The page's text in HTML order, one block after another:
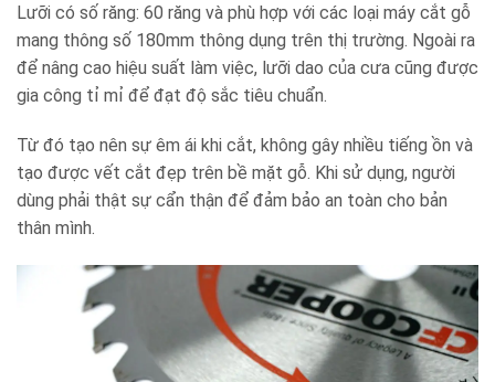
Lưỡi có số răng: 60 răng và phù hợp với các loại máy cắt gỗ
mang thông số 180mm thông dụng trên thị trường. Ngoài ra
để nâng cao hiệu suất làm việc, lưỡi dao của cưa cũng được
gia công tỉ mỉ để đạt độ sắc tiêu chuẩn.
Từ đó tạo nên sự êm ái khi cắt, không gây nhiều tiếng ồn và
tạo được vết cắt đẹp trên bề mặt gỗ. Khi sử dụng, người
dùng phải thật sự cẩn thận để đảm bảo an toàn cho bản
thân mình.